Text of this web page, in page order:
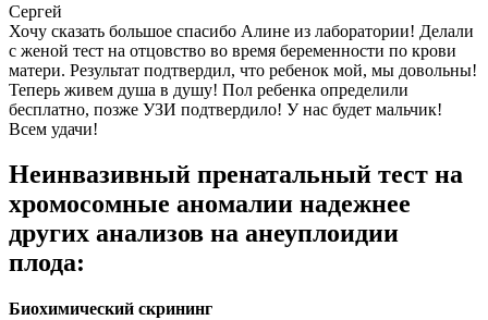
Сергей
Хочу сказать большое спасибо Алине из лаборатории! Делали
с женой тест на отцовство во время беременности по крови
матери. Результат подтвердил, что ребенок мой, мы довольны!
Теперь живем душа в душу! Пол ребенка определили
бесплатно, позже УЗИ подтвердило! У нас будет мальчик!
Всем удачи!
Неинвазивный пренатальный тест на
хромосомные аномалии надежнее
других анализов на анеуплоидии
плода:
Биохимический скрининг